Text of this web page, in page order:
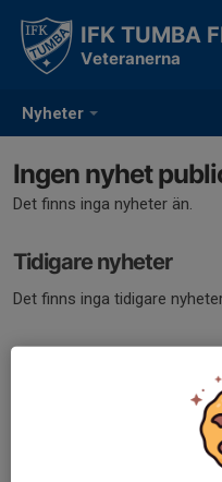
Nyheter
IFK TUMBA
Veteranerna
Ingen nyhet
Det finns inga nyheter än.
Tidigare nyheter
Det finns inga tidigare